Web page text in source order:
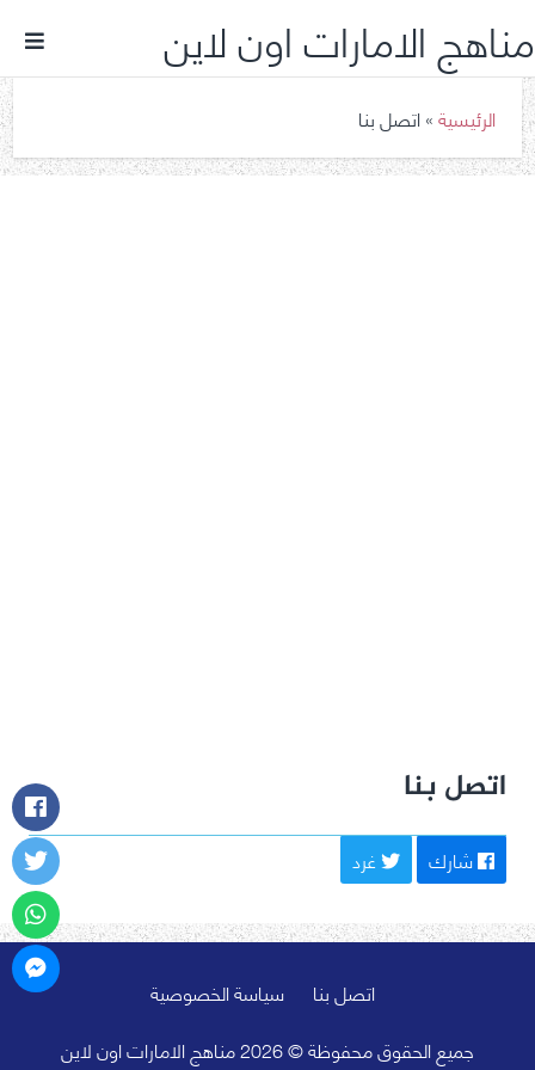
مناهج الامارات اون لاين
الرئيسية»اتصل بنا
اتصل بنا
شارك غرد
اتصل بنا
سياسة الخصوصية
جميع الحقوق محفوظة © 2026 مناهج الامارات اون لاين